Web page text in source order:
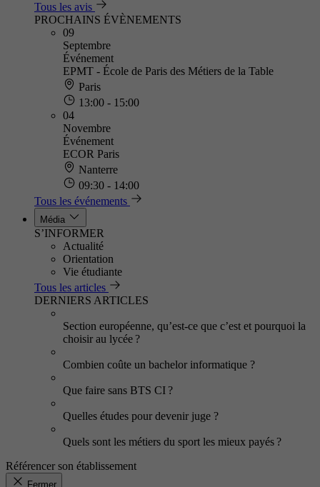
Tous les avis
PROCHAINS ÉVÈNEMENTS
09
Septembre
Événement
EPMT - École de Paris des Métiers de la Table
Paris
13:00 - 15:00
04
Novembre
Événement
ECOR Paris
Nanterre
09:30 - 14:00
Tous les événements
Média
S’INFORMER
Actualité
Orientation
Vie étudiante
Tous les articles
DERNIERS ARTICLES
Section européenne, qu’est-ce que c’est et pourquoi la
choisir au lycée ?
Combien coûte un bachelor informatique ?
Que faire sans BTS CI ?
Quelles études pour devenir juge ?
Quels sont les métiers du sport les mieux payés ?
Référencer son établissement
Fermer